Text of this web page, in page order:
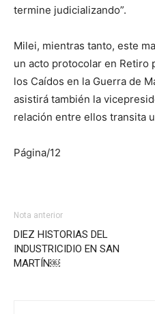
termine judicializando”.
Milei, mientras tanto, este
un acto protocolar en Retiro
los Caídos en la Guerra de
asistirá también la
relación entre ellos transita
Página/12
Nota anterior
DIEZ HISTORIAS DEL
INDUSTRICIDIO EN SAN
MARTÍN￼